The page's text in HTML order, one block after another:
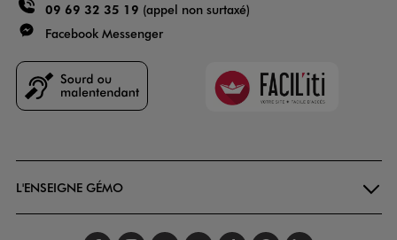
09 69 32 35 19 (appel non surtaxé)
Facebook Messenger
Faciliti
L'ENSEIGNE GÉMO